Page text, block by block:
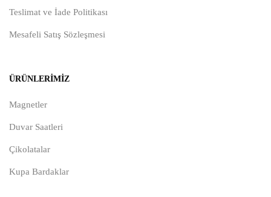
Teslimat ve İade Politikası
Mesafeli Satış Sözleşmesi
ÜRÜNLERIMIZ
Magnetler
Duvar Saatleri
Çikolatalar
Kupa Bardaklar